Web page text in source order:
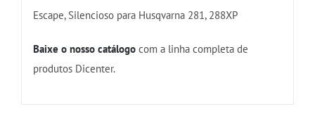
Escape, Silencioso para Husqvarna 281, 288XP
Baixe o nosso catálogocom a linha completa de
produtos Dicenter.